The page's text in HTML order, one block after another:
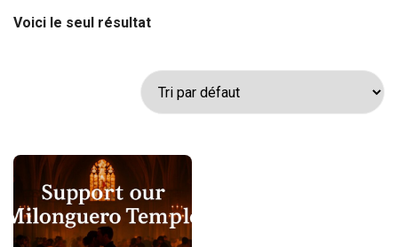
FAIS UN DON ! –
IK STEUN
JULLIE, IK DOE
EEN GIFT!
Voici le seul résultat